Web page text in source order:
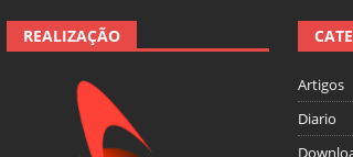
REALIZAÇÃO
Artigos
Diario